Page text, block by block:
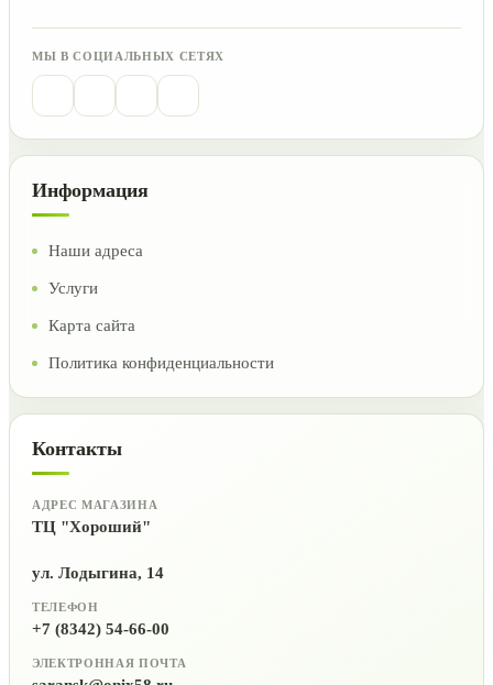
МЫ В СОЦИАЛЬНЫХ СЕТЯХ
Информация
Наши адреса
Услуги
Карта сайта
Политика конфиденциальности
Контакты
АДРЕС МАГАЗИНА
ТЦ "Хороший"
ул. Лодыгина, 14
ТЕЛЕФОН
+7 (8342) 54-66-00
ЭЛЕКТРОННАЯ ПОЧТА